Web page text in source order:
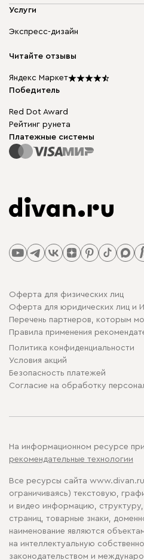
Доставка и оплата
диван.клуб
Карьера
Подарочные сертификаты
Мы в прессе
Мягкая мебель
Бескаркасная мебель
Столы и стулья
Услуги
Экспресс-дизайн
Читайте отзывы
Яндекс Маркет
Победитель
Red Dot Award
Рейтинг рунета
Платежные системы
Оферта для физических лиц
Оферта для юридических лиц и
Перечень партнеров, которым
Правила применения
Политика конфиденциальности
Условия акций
Безопасность платежей
Cогласие на обработку
На информационном ресурсе
рекомендательные технологии
Все ресурсы сайта
ограничиваясь) текстовую,
и видео информацию,
страниц, товарные знаки,
наименование являются
на интеллектуальную
законодательством и